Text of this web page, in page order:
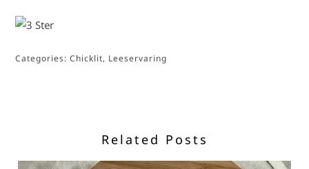
Categories:Chicklit, Leeservaring
Related Posts